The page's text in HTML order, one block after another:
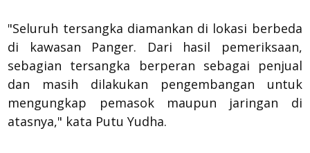
"Seluruh tersangka diamankan di lokasi berbeda
di kawasan Panger. Dari hasil pemeriksaan,
sebagian tersangka berperan sebagai penjual
dan masih dilakukan pengembangan untuk
mengungkap pemasok maupun jaringan di
atasnya," kata Putu Yudha.